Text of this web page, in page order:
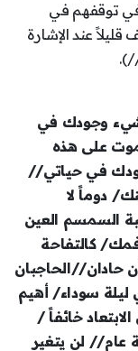
في توقفهم في
قليلاً عند الإشارة
).
شيء وجودك في
على هذه
في حياتي//
دوماً لا
السمسم العين
كالتفاحة
حادان//الحاجبان
سوداء/ أهيم
خائفاً /
عام// لن يتغير